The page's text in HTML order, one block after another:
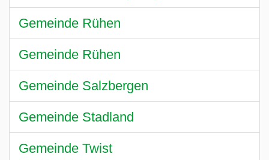
Gemeinde Rühen
Gemeinde Rühen
Gemeinde Salzbergen
Gemeinde Stadland
Gemeinde Twist